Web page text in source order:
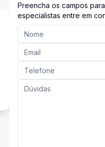
Preencha os campos
especialistas entre em